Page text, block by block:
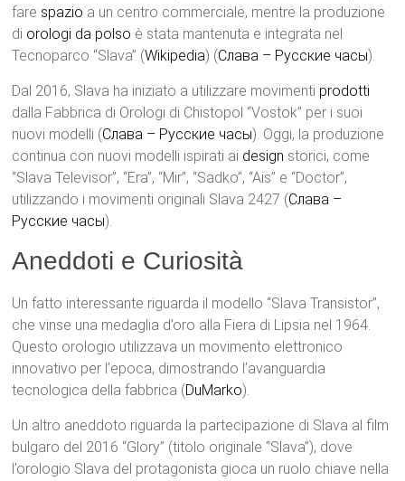
fare spazio a un centro commerciale, mentre la produzione
di orologi da polso è stata mantenuta e integrata nel
Tecnoparco “Slava”​ (Wikipedia)​​ (Слава – Русские часы)​.
Dal 2016, Slava ha iniziato a utilizzare movimenti prodotti
dalla Fabbrica di Orologi di Chistopol “Vostok” per i suoi
nuovi modelli​ (Слава – Русские часы)​. Oggi, la produzione
continua con nuovi modelli ispirati ai design storici, come
“Slava Televisor”, “Era”, “Mir”, “Sadko”, “Ais” e “Doctor”,
utilizzando i movimenti originali Slava 2427​ (Слава –
Русские часы)​.
Aneddoti e Curiosità
Un fatto interessante riguarda il modello “Slava Transistor”,
che vinse una medaglia d’oro alla Fiera di Lipsia nel 1964.
Questo orologio utilizzava un movimento elettronico
innovativo per l’epoca, dimostrando l’avanguardia
tecnologica della fabbrica​ (DuMarko)​.
Un altro aneddoto riguarda la partecipazione di Slava al film
bulgaro del 2016 “Glory” (titolo originale “Slava”), dove
l’orologio Slava del protagonista gioca un ruolo chiave nella